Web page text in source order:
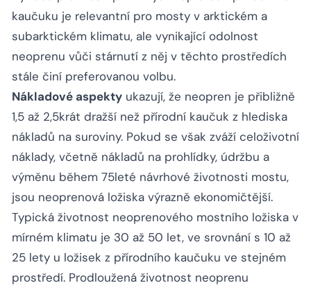
kaučuku je relevantní pro mosty v arktickém a
subarktickém klimatu, ale vynikající odolnost
neoprenu vůči stárnutí z něj v těchto prostředích
stále činí preferovanou volbu.
Nákladové aspekty ukazují, že neopren je přibližně
1,5 až 2,5krát dražší než přírodní kaučuk z hlediska
nákladů na suroviny. Pokud se však zváží celoživotní
náklady, včetně nákladů na prohlídky, údržbu a
výměnu během 75leté návrhové životnosti mostu,
jsou neoprenová ložiska výrazně ekonomičtější.
Typická životnost neoprenového mostního ložiska v
mírném klimatu je 30 až 50 let, ve srovnání s 10 až
25 lety u ložisek z přírodního kaučuku ve stejném
prostředí. Prodloužená životnost neoprenu